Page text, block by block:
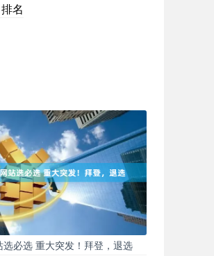
名
必选 重大突发！拜登，退选